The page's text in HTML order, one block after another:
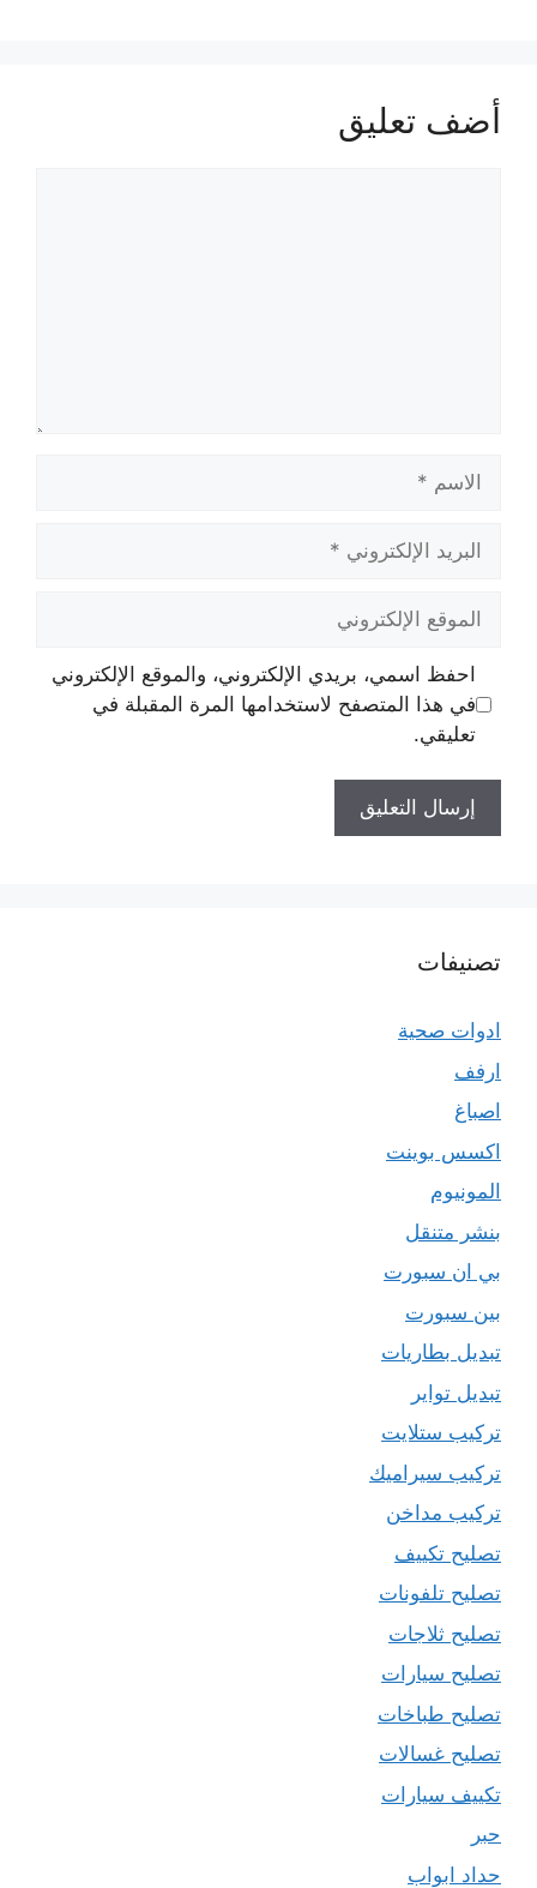
أضف تعليق
الإلكتروني
الإلكتروني
احفظ اسمي، بريدي الإلكتروني، والموقع الإلكتروني
في هذا المتصفح لاستخدامها المرة المقبلة في
تعليقي.
تصنيفات
ادوات صحية
ارفف
اصباغ
اكسس بوينت
المونيوم
بنشر متنقل
بي ان سبورت
بين سبورت
تبديل بطاريات
تبديل تواير
تركيب ستلايت
تركيب سيراميك
تركيب مداخن
تصليح تكييف
تصليح تلفونات
تصليح ثلاجات
تصليح سيارات
تصليح طباخات
تصليح غسالات
تكييف سيارات
حبر
حداد ابواب